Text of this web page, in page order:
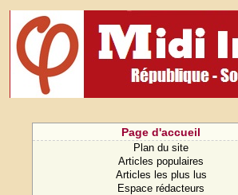
Page d'accueil
Plan du site
Articles populaires
Articles les plus lus
Espace rédacteurs